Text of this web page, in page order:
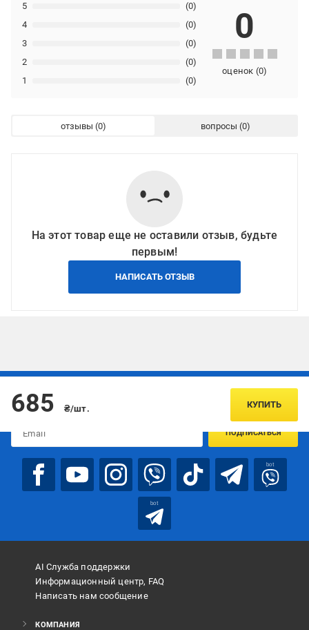
1 (0)
2 (0)
3 (0)
4 (0)
5 (0)
0
оценок (0)
отзывы вопросы
На этот товар еще не оставили отзыв, будьте
первым!
НАПИСАТЬ ОТЗЫВ
685 ₴/шт. КУПИТЬ
Подписывайтесь, чтобы узнавать первым об акцияx и
ПОДПИСАТЬСЯ
bot
bot
AI Служба поддержки
Информационный центр, FAQ
Написать нам сообщение
КОМПАНИЯ